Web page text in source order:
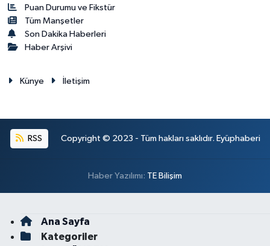
Puan Durumu ve Fikstür
Tüm Manşetler
Son Dakika Haberleri
Haber Arşivi
Künye İletişim
RSS Copyright © 2023 - Tüm hakları saklıdır. Eyüphaberi
Haber Yazılımı: TE Bilişim
Ana Sayfa
Kategoriler